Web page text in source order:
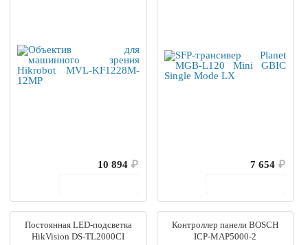
10 894 ₽
7 654 ₽
Постоянная LED-подсветка
HikVision DS-TL2000CI
Контроллер панели BOSCH
ICP-MAP5000-2